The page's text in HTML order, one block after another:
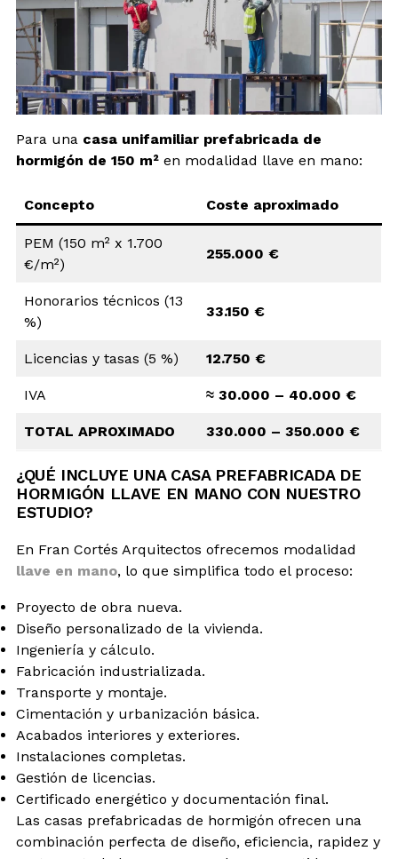
Para una casa unifamiliar prefabricada de
hormigón de 150 m² en modalidad llave en mano:
Concepto Coste aproximado
PEM (150 m² x 1.700
€/m²)
255.000 €
Honorarios técnicos (13
%)
33.150 €
Licencias y tasas (5 %) 12.750 €
IVA ≈ 30.000 – 40.000 €
TOTAL APROXIMADO 330.000 – 350.000 €
¿QUÉ INCLUYE UNA CASA PREFABRICADA DE
HORMIGÓN LLAVE EN MANO CON NUESTRO
ESTUDIO?
En Fran Cortés Arquitectos ofrecemos modalidad
llave en mano, lo que simplifica todo el proceso:
Proyecto de obra nueva.
Diseño personalizado de la vivienda.
Ingeniería y cálculo.
Fabricación industrializada.
Transporte y montaje.
Cimentación y urbanización básica.
Acabados interiores y exteriores.
Instalaciones completas.
Gestión de licencias.
Certificado energético y documentación final.
Las casas prefabricadas de hormigón ofrecen una
combinación perfecta de diseño, eficiencia, rapidez y